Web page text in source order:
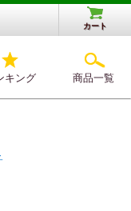
カート
キング 商品一覧